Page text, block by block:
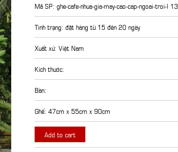
Mã SP: ghe-cafe-nhua-gia-may-cao-cap-ngoai-troi-l 13
Tình trạng: đặt hàng từ 15 đên 20 ngày
Xuất xứ: Việt Nam
Kích thước:
Bàn:
Ghế: 47cm x 55cm x 90cm
Add to cart